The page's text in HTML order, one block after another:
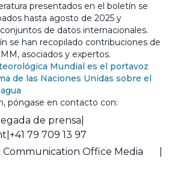
presentados en el boletín se
hasta agosto de 2025 y
de datos internacionales.
se han recopilado contribuciones de
asociados y expertos.
Mundial es el portavoz
de las Naciones Unidas sobre el
póngase en contacto con:
de prensa
+41 79 709 13 97
Office Media